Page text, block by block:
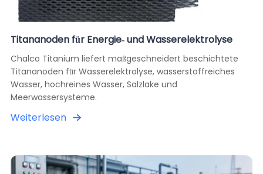
Titananoden für Energie- und Wasserelektrolyse
Chalco Titanium liefert maßgeschneidert beschichtete
Titananoden für Wasserelektrolyse, wasserstoffreiches
Wasser, hochreines Wasser, Salzlake und
Meerwassersysteme.
Weiterlesen